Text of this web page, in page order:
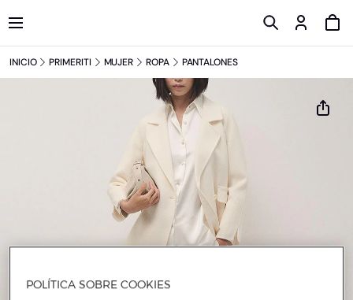
INICIO PRIMERITI MUJER ROPA PANTALONES
POLÍTICA SOBRE COOKIES